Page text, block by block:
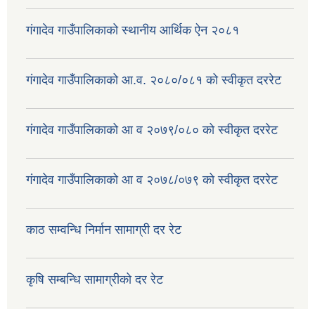
गंगादेव गाउँपालिकाको स्थानीय आर्थिक ऐन २०८१
गंगादेव गाउँपालिकाको आ.व. २०८०/०८१ को स्वीकृत दररेट
गंगादेव गाउँपालिकाको आ व २०७९/०८० को स्वीकृत दररेट
गंगादेव गाउँपालिकाको आ व २०७८/०७९ को स्वीकृत दररेट
काठ सम्वन्धि निर्मान सामाग्री दर रेट
कृषि सम्बन्धि सामाग्रीको दर रेट